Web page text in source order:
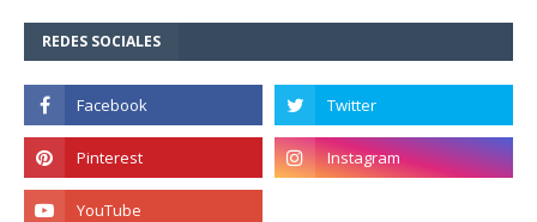
REDES SOCIALES